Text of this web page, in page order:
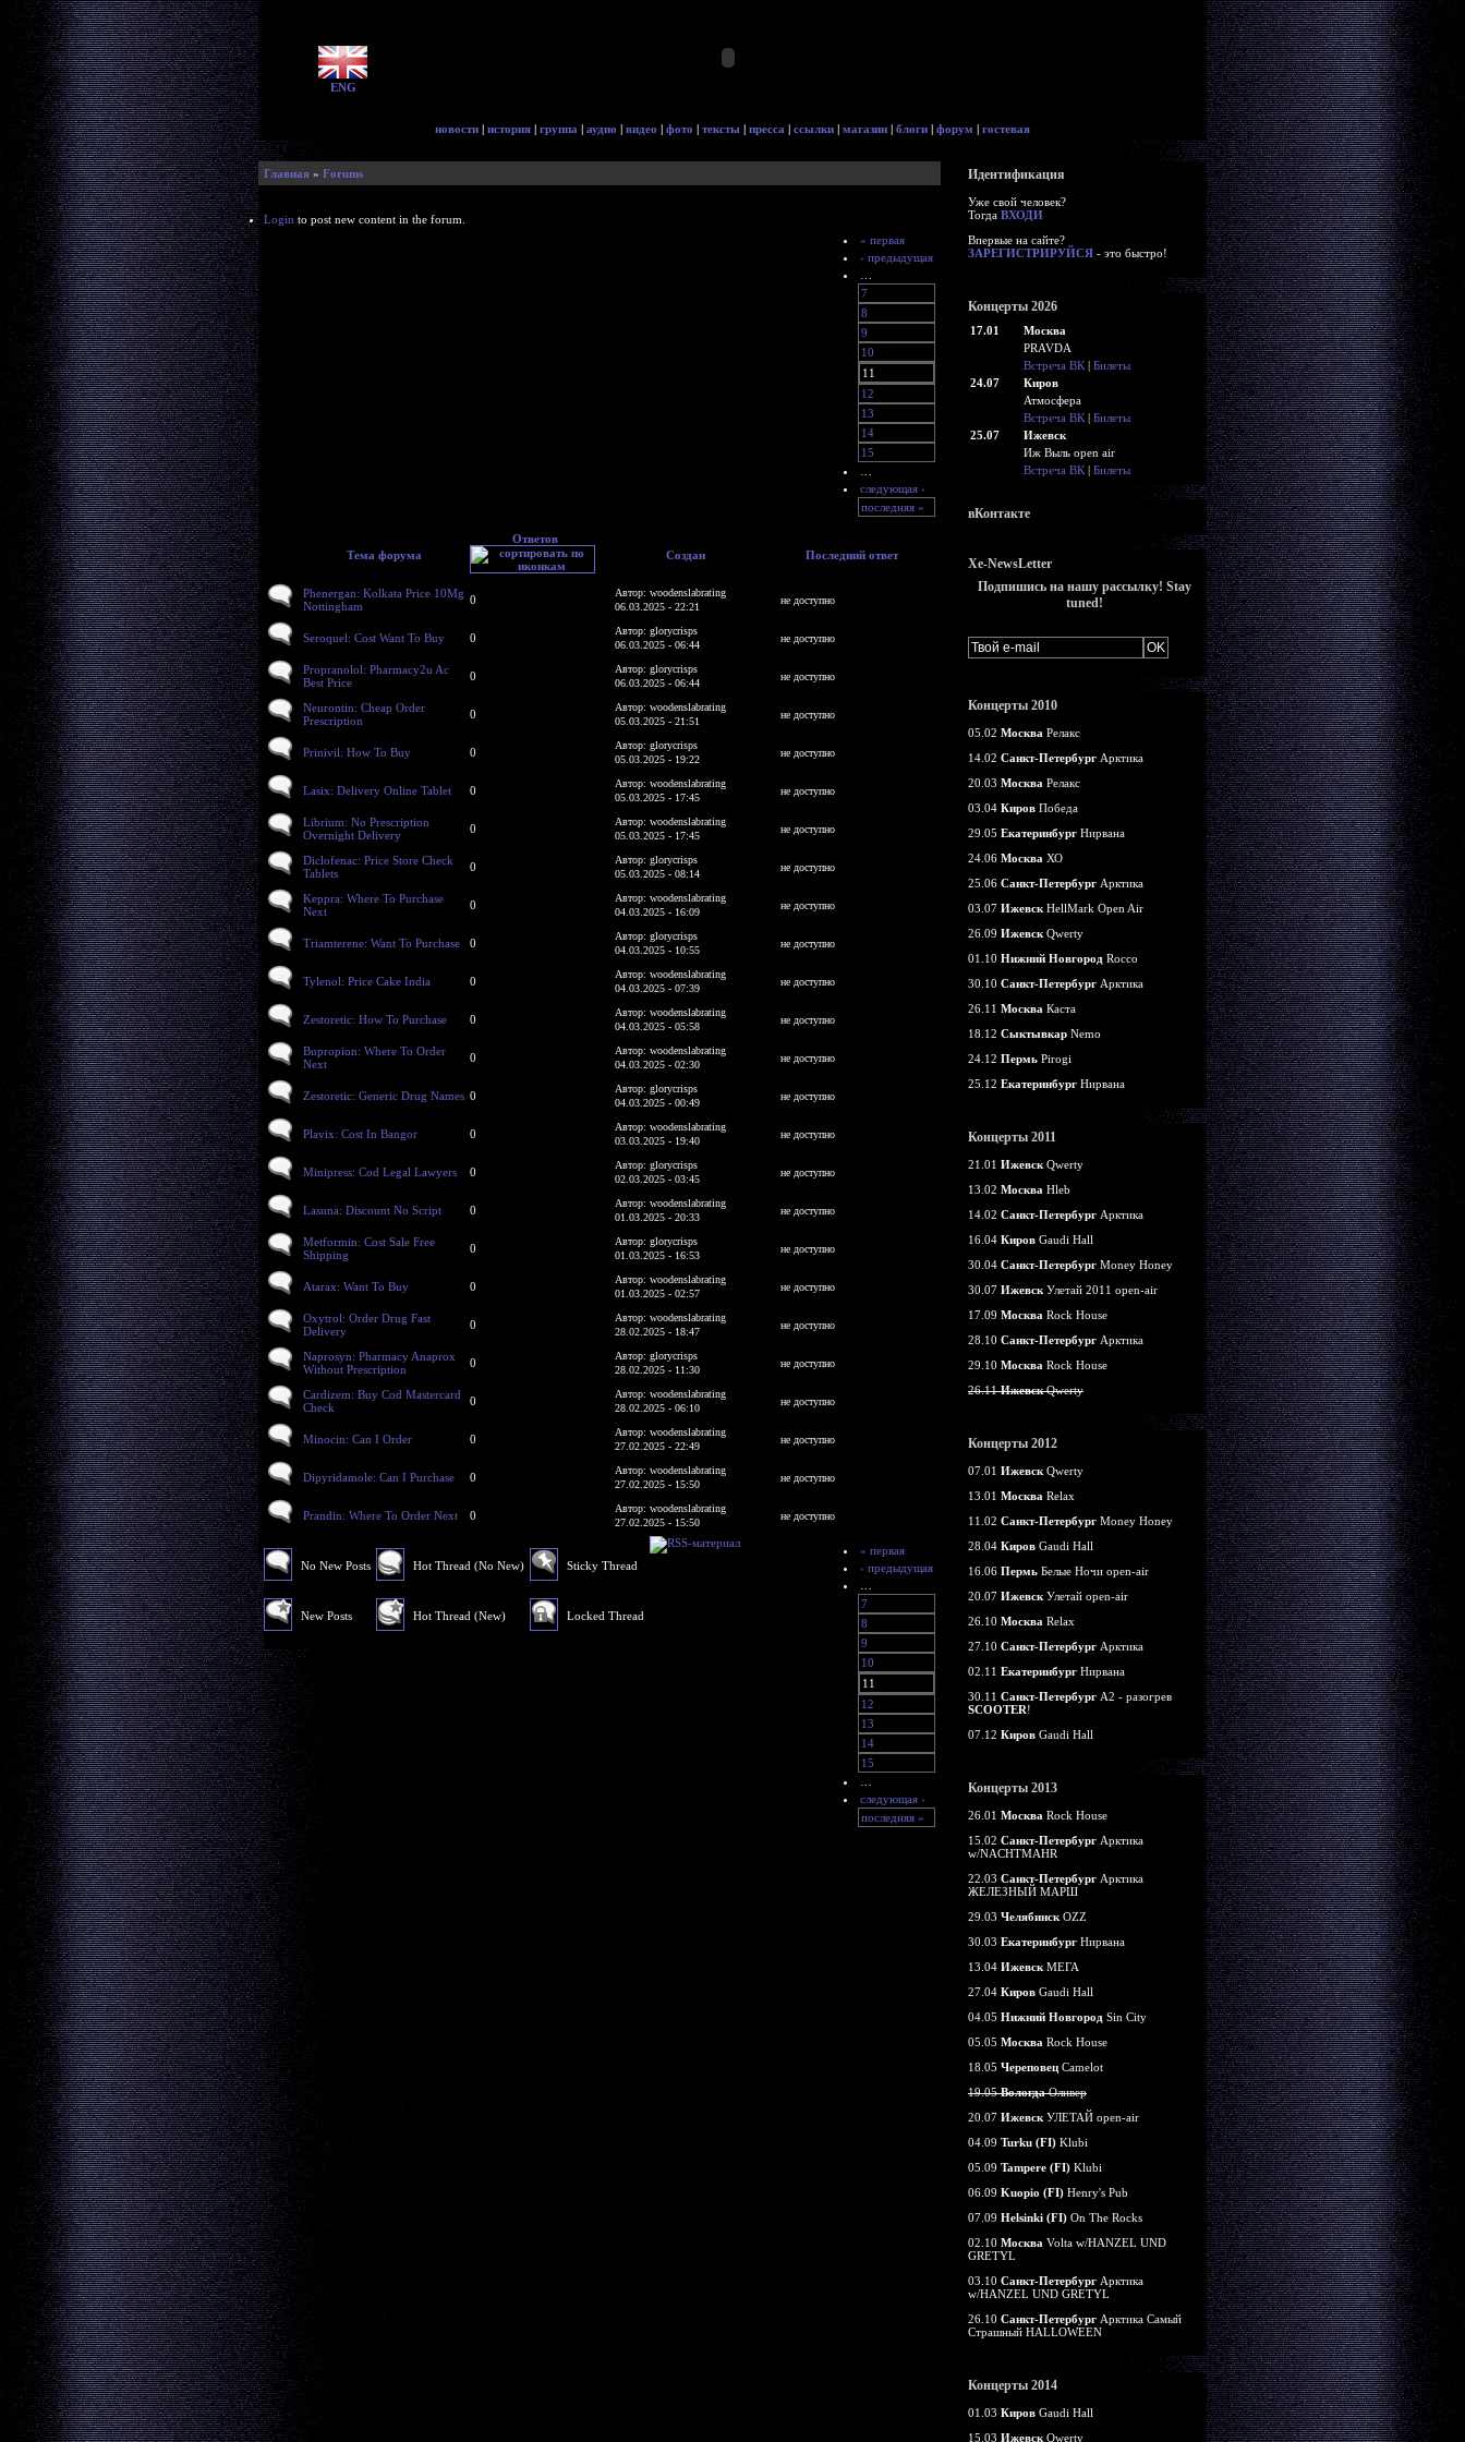
ENG
новости | история | группа | аудио | видео | фото | тексты | пресса | ссылки | магазин | блоги | форум | гостевая
Главная » Forums
Login to post new content in the forum.
« первая
‹ предыдущая
7
8
9
10
11
12
13
14
15
следующая ›
последняя »
Тема форума
Ответов
Создан
Последний ответ
Phenergan: Kolkata Price 10Mg
Nottingham
0
Автор: woodenslabrating
06.03.2025 - 22:21
не доступно
Seroquel: Cost Want To Buy 0
Автор: glorycrisps
06.03.2025 - 06:44
не доступно
Propranolol: Pharmacy2u Ac
Best Price
0
Автор: glorycrisps
06.03.2025 - 06:44
не доступно
Neurontin: Cheap Order
Prescription
0
Автор: woodenslabrating
05.03.2025 - 21:51
не доступно
Prinivil: How To Buy 0
Автор: glorycrisps
05.03.2025 - 19:22
не доступно
Lasix: Delivery Online Tablet 0
Автор: woodenslabrating
05.03.2025 - 17:45
не доступно
Librium: No Prescription
Overnight Delivery
0
Автор: woodenslabrating
05.03.2025 - 17:45
не доступно
Diclofenac: Price Store Check
Tablets
0
Автор: glorycrisps
05.03.2025 - 08:14
не доступно
Keppra: Where To Purchase
Next
0
Автор: woodenslabrating
04.03.2025 - 16:09
не доступно
Triamterene: Want To Purchase 0
Автор: glorycrisps
04.03.2025 - 10:55
не доступно
Tylenol: Price Cake India 0
Автор: woodenslabrating
04.03.2025 - 07:39
не доступно
Zestoretic: How To Purchase 0
Автор: woodenslabrating
04.03.2025 - 05:58
не доступно
Bupropion: Where To Order
Next
0
Автор: woodenslabrating
04.03.2025 - 02:30
не доступно
Zestoretic: Generic Drug Names 0
Автор: glorycrisps
04.03.2025 - 00:49
не доступно
Plavix: Cost In Bangor 0
Автор: woodenslabrating
03.03.2025 - 19:40
не доступно
Minipress: Cod Legal Lawyers 0
Автор: glorycrisps
02.03.2025 - 03:45
не доступно
Lasuna: Discount No Script 0
Автор: woodenslabrating
01.03.2025 - 20:33
не доступно
Metformin: Cost Sale Free
Shipping
0
Автор: glorycrisps
01.03.2025 - 16:53
не доступно
Atarax: Want To Buy 0
Автор: woodenslabrating
01.03.2025 - 02:57
не доступно
Oxytrol: Order Drug Fast
Delivery
0
Автор: woodenslabrating
28.02.2025 - 18:47
не доступно
Naprosyn: Pharmacy Anaprox
Without Prescription
0
Автор: glorycrisps
28.02.2025 - 11:30
не доступно
Cardizem: Buy Cod Mastercard
Check
0
Автор: woodenslabrating
28.02.2025 - 06:10
не доступно
Minocin: Can I Order 0
Автор: woodenslabrating
27.02.2025 - 22:49
не доступно
Dipyridamole: Can I Purchase 0
Автор: woodenslabrating
27.02.2025 - 15:50
не доступно
Prandin: Where To Order Next 0
Автор: woodenslabrating
27.02.2025 - 15:50
не доступно
No New Posts
New Posts
Hot Thread (No New)
Hot Thread (New)
Sticky Thread
Locked Thread
« первая
‹ предыдущая
7
8
9
10
11
12
13
14
15
следующая ›
последняя »
Идентификация
Уже свой человек?
Тогда ВХОДИ
Впервые на сайте?
ЗАРЕГИСТРИРУЙСЯ - это быстро!
Концерты 2026
17.01
Москва
PRAVDA
Встреча ВК | Билеты
24.07
Киров
Атмосфера
Встреча ВК | Билеты
25.07
Ижевск
Иж Выль open air
Встреча ВК | Билеты
вКонтакте
Xe-NewsLetter
Подпишись на нашу рассылку! Stay
tuned!
Концерты 2010
05.02 Москва Релакс
14.02 Санкт-Петербург Арктика
20.03 Москва Релакс
03.04 Киров Победа
29.05 Екатеринбург Нирвана
24.06 Москва ХО
25.06 Санкт-Петербург Арктика
03.07 Ижевск HellMark Open Air
26.09 Ижевск Qwerty
01.10 Нижний Новгород Rocco
30.10 Санкт-Петербург Арктика
26.11 Москва Каста
18.12 Сыктывкар Nemo
24.12 Пермь Pirogi
25.12 Екатеринбург Нирвана
Концерты 2011
21.01 Ижевск Qwerty
13.02 Москва Hleb
14.02 Санкт-Петербург Арктика
16.04 Киров Gaudi Hall
30.04 Санкт-Петербург Money Honey
30.07 Ижевск Улетай 2011 open-air
17.09 Москва Rock House
28.10 Санкт-Петербург Арктика
29.10 Москва Rock House
26.11ИжевскQwerty
Концерты 2012
07.01 Ижевск Qwerty
13.01 Москва Relax
11.02 Санкт-Петербург Money Honey
28.04 Киров Gaudi Hall
16.06 Пермь Белые Ночи open-air
20.07 Ижевск Улетай open-air
26.10 Москва Relax
27.10 Санкт-Петербург Арктика
02.11 Екатеринбург Нирвана
30.11 Санкт-Петербург А2 - разогрев
SCOOTER!
07.12 Киров Gaudi Hall
Концерты 2013
26.01 Москва Rock House
15.02 Санкт-Петербург Арктика
w/NACHTMAHR
22.03 Санкт-Петербург Арктика
ЖЕЛЕЗНЫЙ МАРШ
29.03 Челябинск OZZ
30.03 Екатеринбург Нирвана
13.04 Ижевск МЕГА
27.04 Киров Gaudi Hall
04.05 Нижний Новгород Sin City
05.05 Москва Rock House
18.05 Череповец Camelot
19.05ВологдаОливер
20.07 Ижевск УЛЕТАЙ open-air
04.09 Turku (FI) Klubi
05.09 Tampere (FI) Klubi
06.09 Kuopio (FI) Henry's Pub
07.09 Helsinki (FI) On The Rocks
02.10 Москва Volta w/HANZEL UND
GRETYL
03.10 Санкт-Петербург Арктика
w/HANZEL UND GRETYL
26.10 Санкт-Петербург Арктика Самый
Страшный HALLOWEEN
Концерты 2014
01.03 Киров Gaudi Hall
15.03 Ижевск Qwerty